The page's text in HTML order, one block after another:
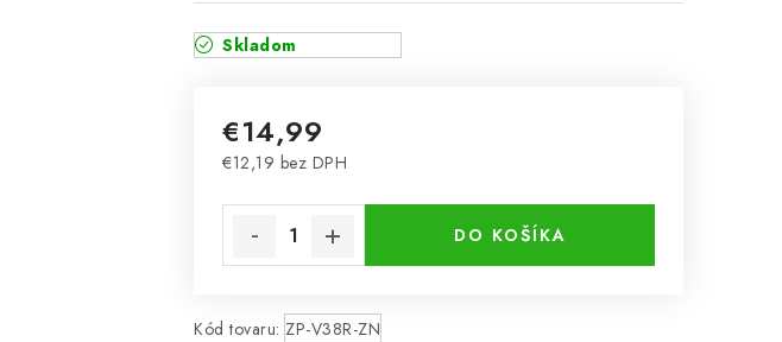
Skladom
€14,99
€12,19 bez DPH
DO KOŠÍKA
Kód tovaru: ZP-V38R-ZN